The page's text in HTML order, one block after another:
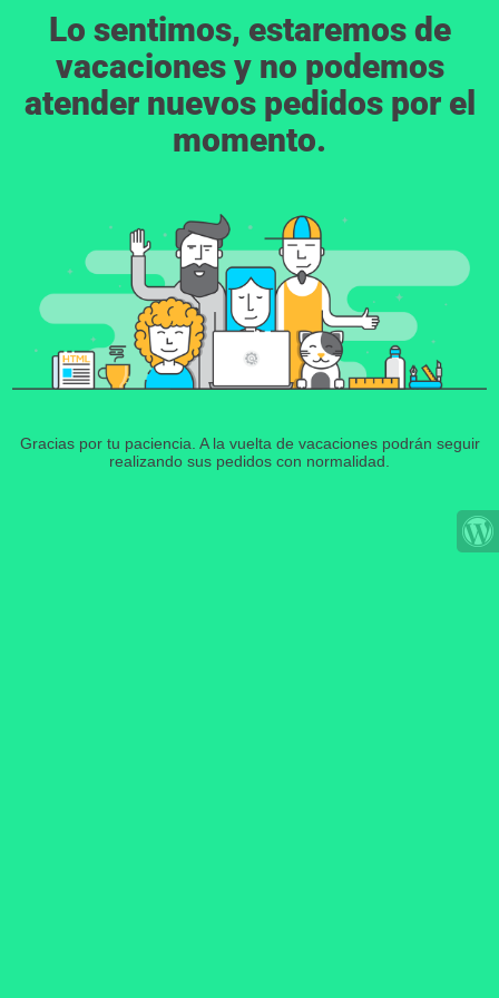
Lo sentimos, estaremos de
vacaciones y no podemos
atender nuevos pedidos por el
momento.
Gracias por tu paciencia. A la vuelta de vacaciones podrán seguir
realizando sus pedidos con normalidad.